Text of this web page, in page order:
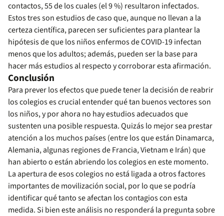
contactos, 55 de los cuales (el 9 %) resultaron infectados.
Estos tres son estudios de caso que, aunque no llevan a la
certeza científica, parecen ser suficientes para plantear la
hipótesis de que los niños enfermos de COVID-19 infectan
menos que los adultos; además, pueden ser la base para
hacer más estudios al respecto y corroborar esta afirmación.
Conclusión
Para prever los efectos que puede tener la decisión de reabrir
los colegios es crucial entender qué tan buenos vectores son
los niños, y por ahora no hay estudios adecuados que
sustenten una posible respuesta. Quizás lo mejor sea prestar
atención a los muchos países (entre los que están Dinamarca,
Alemania, algunas regiones de Francia, Vietnam e Irán) que
han abierto o están abriendo los colegios en este momento.
La apertura de esos colegios no está ligada a otros factores
importantes de movilización social, por lo que se podría
identificar qué tanto se afectan los contagios con esta
medida. Si bien este análisis no responderá la pregunta sobre